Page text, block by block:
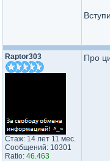
Raptor303
Стаж: 14 лет 11 мес.
Сообщений: 10301
Ratio: 46.463
Про